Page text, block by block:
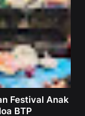
Festival Anak
BTP